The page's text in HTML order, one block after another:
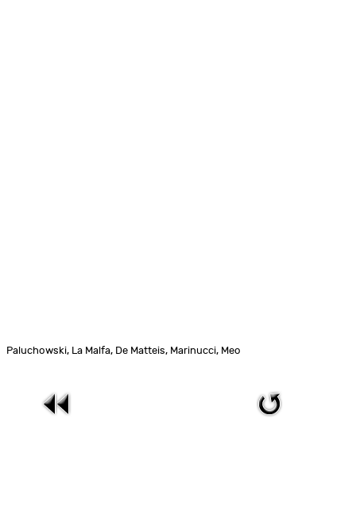
Paluchowski, La Malfa, De Matteis, Marinucci, Meo